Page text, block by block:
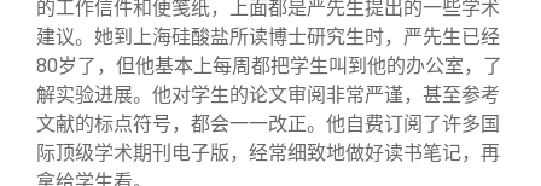
的工作信件和便笺纸，上面都是严先生提出的一些学术
建议。她到上海硅酸盐所读博士研究生时，严先生已经
80岁了，但他基本上每周都把学生叫到他的办公室，了
解实验进展。他对学生的论文审阅非常严谨，甚至参考
文献的标点符号，都会一一改正。他自费订阅了许多国
际顶级学术期刊电子版，经常细致地做好读书笔记，再